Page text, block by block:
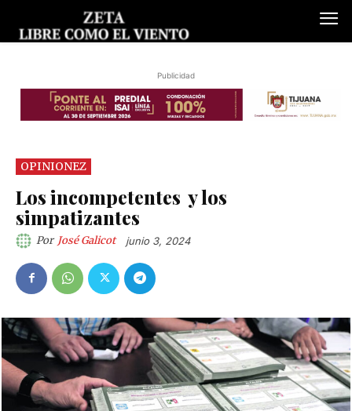
Publicidad
OPINIONEZ
Los incompetentes y los
simpatizantes
Por José Galicot junio 3, 2024